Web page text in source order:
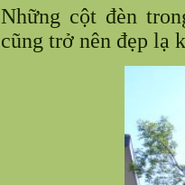
Những cột đèn
cũng trở nên đẹp lạ